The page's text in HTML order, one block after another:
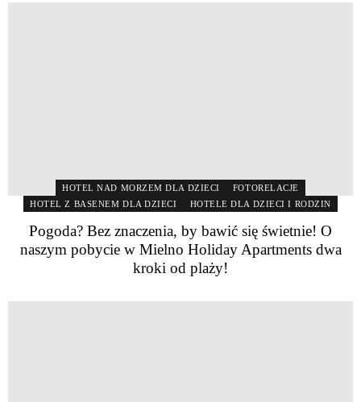
HOTEL NAD MORZEM DLA DZIECI
FOTORELACJE
HOTEL Z BASENEM DLA DZIECI
HOTELE DLA DZIECI I RODZIN
Pogoda? Bez znaczenia, by bawić się świetnie! O
naszym pobycie w Mielno Holiday Apartments dwa
kroki od plaży!